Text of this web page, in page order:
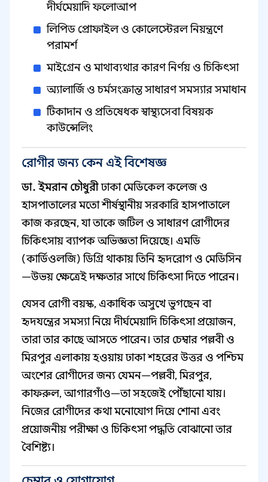
দীর্ঘমেয়াদি ফলোআপ
লিপিড প্রোফাইল ও কোলেস্টেরল নিয়ন্ত্রণে
পরামর্শ
মাইগ্রেন ও মাথাব্যথার কারণ নির্ণয় ও চিকিৎসা
অ্যালার্জি ও চর্মসংক্রান্ত সাধারণ সমস্যার সমাধান
টিকাদান ও প্রতিষেধক স্বাস্থ্যসেবা বিষয়ক
কাউন্সেলিং
রোগীর জন্য কেন এই বিশেষজ্ঞ
ডা. ইমরান চৌধুরীঢাকা মেডিকেল কলেজ ও
হাসপাতালের মতো শীর্ষস্থানীয় সরকারি হাসপাতালে
কাজ করছেন, যা তাকে জটিল ও সাধারণ রোগীদের
চিকিৎসায় ব্যাপক অভিজ্ঞতা দিয়েছে। এমডি
(কার্ডিওলজি) ডিগ্রি থাকায় তিনি হৃদরোগ ও মেডিসিন
—উভয় ক্ষেত্রেই দক্ষতার সাথে চিকিৎসা দিতে পারেন।
যেসব রোগী বয়স্ক, একাধিক অসুখে ভুগছেন বা
হৃদযন্ত্রের সমস্যা নিয়ে দীর্ঘমেয়াদি চিকিৎসা প্রয়োজন,
তারা তার কাছে আসতে পারেন। তার চেম্বার পল্লবী ও
মিরপুর এলাকায় হওয়ায় ঢাকা শহরের উত্তর ও পশ্চিম
অংশের রোগীদের জন্য যেমন—পল্লবী, মিরপুর,
কাফরুল, আগারগাঁও—তা সহজেই পৌঁছানো যায়।
নিজের রোগীদের কথা মনোযোগ দিয়ে শোনা এবং
প্রয়োজনীয় পরীক্ষা ও চিকিৎসা পদ্ধতি বোঝানো তার
বৈশিষ্ট্য।